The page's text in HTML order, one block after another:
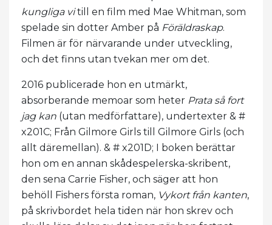
kungliga vitill en film med Mae Whitman, som
spelade sin dotter Amber på Föräldraskap.
Filmen är för närvarande under utveckling,
och det finns utan tvekan mer om det.
2016 publicerade hon en utmärkt,
absorberande memoar som heter Prata så fort
jag kan (utan medförfattare), undertexter & #
x201C; Från Gilmore Girls till Gilmore Girls (och
allt däremellan). & # x201D; I boken berättar
hon om en annan skådespelerska-skribent,
den sena Carrie Fisher, och säger att hon
behöll Fishers första roman, Vykort från kanten,
på skrivbordet hela tiden när hon skrev och